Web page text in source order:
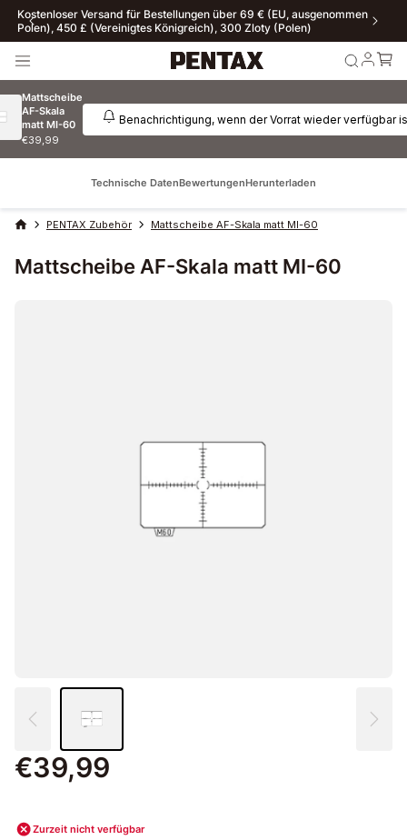
Privatkunden. Für B2B-
Kostenloser Versand für Bestellungen über 69
Polen), 450 £ (Vereinigtes Königreich), 300
Technische DatenBewertungenHerunterladen
Mattscheibe
AF-Skala
matt MI-60
€39,99
Benachrichtigung, wenn der Vorrat wieder verfügbar
PENTAX Zubehör Mattscheibe AF-Skala matt MI-60
Mattscheibe AF-Skala matt MI-60
€39,99
Zurzeit nicht verfügbar